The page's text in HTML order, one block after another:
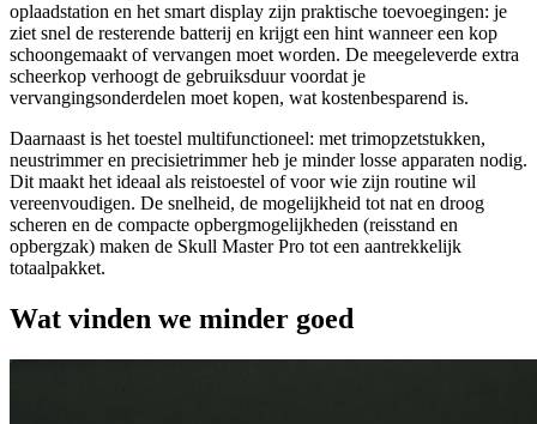
oplaadstation en het smart display zijn praktische toevoegingen: je
ziet snel de resterende batterij en krijgt een hint wanneer een kop
schoongemaakt of vervangen moet worden. De meegeleverde extra
scheerkop verhoogt de gebruiksduur voordat je
vervangingsonderdelen moet kopen, wat kostenbesparend is.
Daarnaast is het toestel multifunctioneel: met trimopzetstukken,
neustrimmer en precisietrimmer heb je minder losse apparaten nodig.
Dit maakt het ideaal als reistoestel of voor wie zijn routine wil
vereenvoudigen. De snelheid, de mogelijkheid tot nat en droog
scheren en de compacte opbergmogelijkheden (reisstand en
opbergzak) maken de Skull Master Pro tot een aantrekkelijk
totaalpakket.
Wat vinden we minder goed